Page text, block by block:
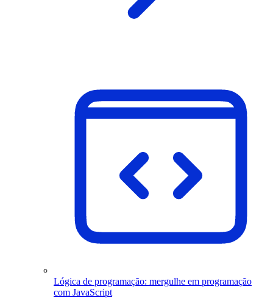
Lógica de programação: mergulhe em programação
com JavaScript